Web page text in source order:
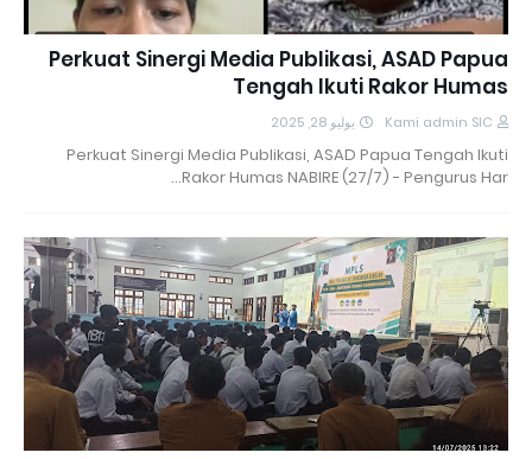
Perkuat Sinergi Media Publikasi, ASAD Papua
Tengah Ikuti Rakor Humas
Kami admin SIC يوليو 28, 2025
Perkuat Sinergi Media Publikasi, ASAD Papua Tengah Ikuti
Rakor Humas NABIRE (27/7) - Pengurus Har…